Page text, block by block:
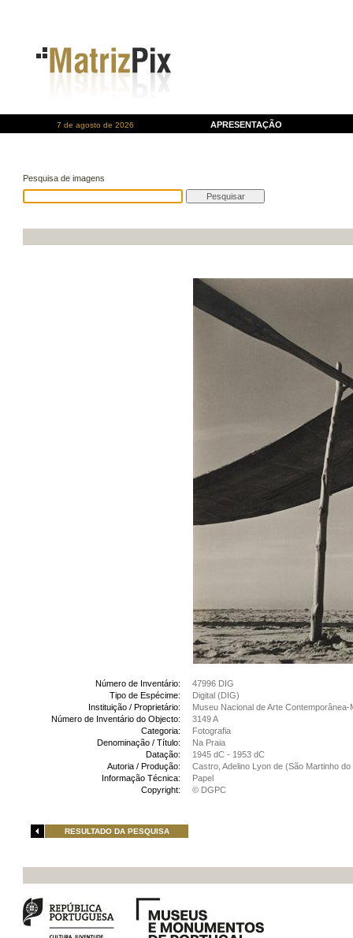
7 de agosto de 2026 APRESENTAÇÃO
Pesquisa de imagens
Número de Inventário:
47996 DIG
Tipo de Espécime:
Digital (DIG)
Instituição / Proprietário:
Museu Nacional de Arte Contemporânea-
Número de Inventário do Objecto:
3149 A
Categoria:
Fotografia
Denominação / Título:
Na Praia
Datação:
1945 dC - 1953 dC
Autoria / Produção:
Castro, Adelino Lyon de (São Martinho
Informação Técnica:
Papel
Copyright:
© DGPC
RESULTADO DA PESQUISA